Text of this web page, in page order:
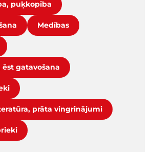
puķkopība
Medības
ēst gatavošana
prāta vingrinājumi